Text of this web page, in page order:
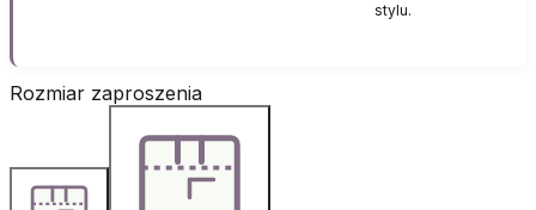
stylu.
Rozmiar zaproszenia